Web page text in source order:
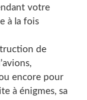
votre
à la fois
de
encore pour
à énigmes, sa